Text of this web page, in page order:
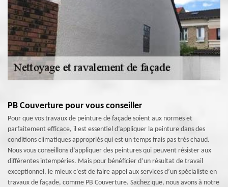
PB Couverture pour vous conseiller
Pour que vos travaux de peinture de façade soient aux normes et
parfaitement efficace, il est essentiel d’appliquer la peinture dans des
conditions climatiques appropriés qui est un temps frais pas très chaud.
Nous vous conseillons d’appliquer des peintures qui peuvent résister aux
différentes intempéries. Mais pour bénéficier d’un résultat de travail
exceptionnel, le mieux c’est de faire appel aux services d’un spécialiste en
travaux de façade, comme PB Couverture. Sachez que, nous avons à notre